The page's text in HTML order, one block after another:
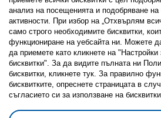
Последвайте ни:
FacebookTwitterYoutubePinterestInstagram
Политика за използване на
Избор на настройки за
анализ на посещенията и подобряване на
активности. При избор на „Отхвърлям
само строго необходимитe бисквитки,
функциониране на уебсайта ни. Можете
да приемете като кликнете на "Настройки
бисквитки". За да видите пълната ни
бисквитки, кликнете тук. За правилно
бисквитките, опреснете страницата в
съгласието си за използване на